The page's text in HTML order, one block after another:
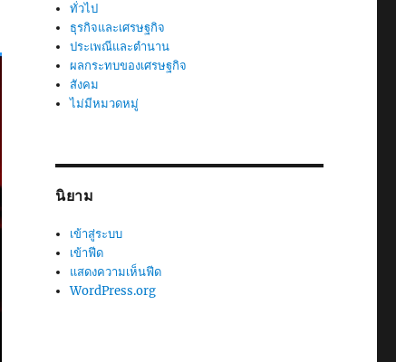
ทั่วไป
ธุรกิจและเศรษฐกิจ
ประเพณีและตำนาน
ผลกระทบของเศรษฐกิจ
สังคม
ไม่มีหมวดหมู่
นิยาม
เข้าสู่ระบบ
เข้าฟีด
แสดงความเห็นฟีด
WordPress.org